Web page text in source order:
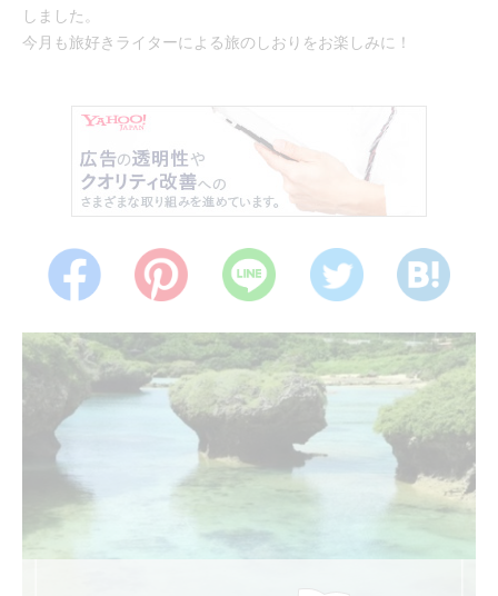
しました。
今月も旅好きライターによる旅のしおりをお楽しみに！